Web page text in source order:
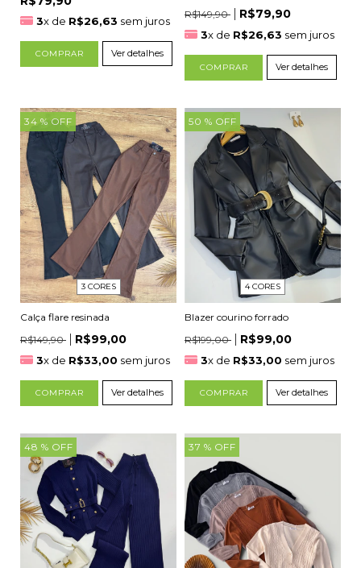
3x de R$26,63 sem juros
COMPRAR Ver detalhes
R$149,90 R$79,90
3x de R$26,63 sem juros
COMPRAR Ver detalhes
34 % OFF
3 CORES
Calça flare resinada
R$149,90
R$99,00
3x de R$33,00 sem juros
COMPRAR Ver detalhes
50 % OFF
4 CORES
Blazer courino forrado
R$199,00
R$99,00
3x de R$33,00 sem juros
COMPRAR Ver detalhes
48 % OFF 37 % OFF